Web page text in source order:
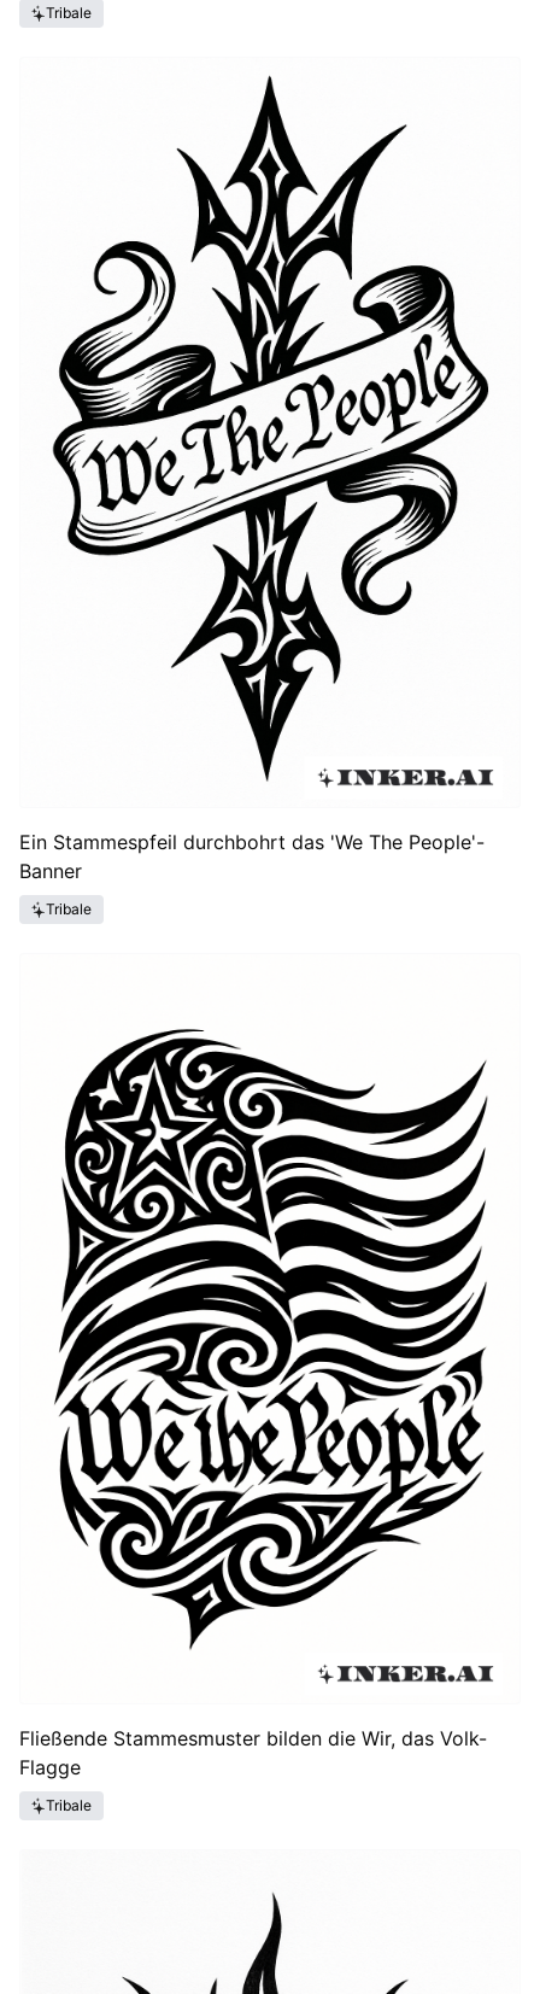
Tribale
Ein Stammespfeil durchbohrt das 'We The People'-
Banner
Tribale
Fließende Stammesmuster bilden die Wir, das Volk-
Flagge
Tribale